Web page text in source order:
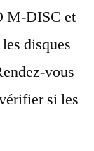
M-DISC et
disques
vous
si les